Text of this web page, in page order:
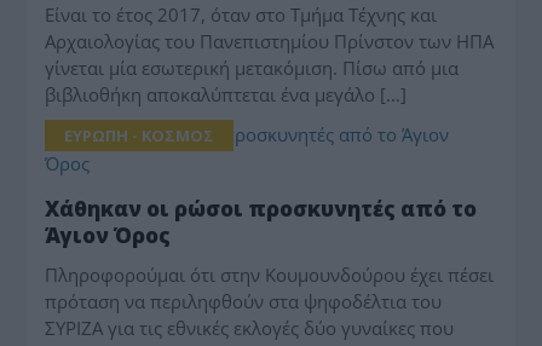
Είναι το έτος 2017, όταν στο Τμήμα Τέχνης και
Αρχαιολογίας του Πανεπιστημίου Πρίνστον των ΗΠΑ
γίνεται μία εσωτερική μετακόμιση. Πίσω από μια
βιβλιοθήκη αποκαλύπτεται ένα μεγάλο […]
ΕΥΡΩΠΗ - ΚΟΣΜΟΣ
Χάθηκαν οι ρώσοι προσκυνητές από το
Άγιον Όρος
Πληροφορούμαι ότι στην Κουμουνδούρου έχει πέσει
πρόταση να περιληφθούν στα ψηφοδέλτια του
ΣΥΡΙΖΑ για τις εθνικές εκλογές δύο γυναίκες που